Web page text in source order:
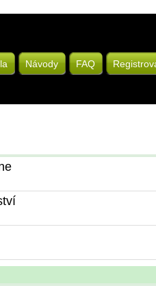
Návody FAQ